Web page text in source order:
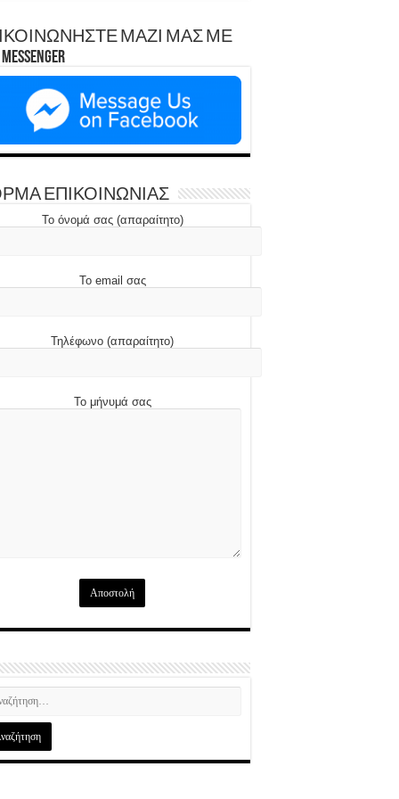
ΜΑΖΙ ΜΑΣ ΜΕ
ΕΠΙΚΟΙΝΩΝΙΑΣ
Το όνομά σας (απαραίτητο)
Το email σας
Τηλέφωνο (απαραίτητο)
Το μήνυμά σας